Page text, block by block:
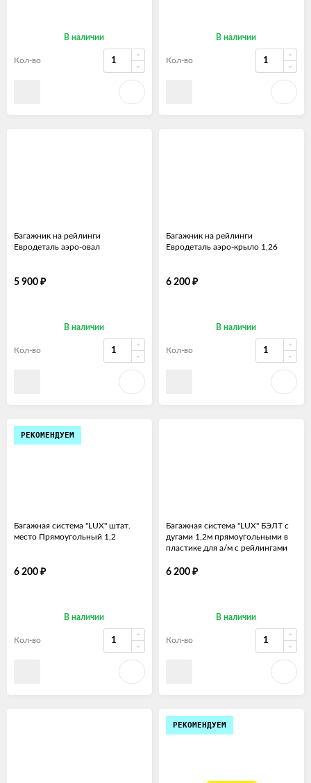
В наличии
Кол-во
В наличии
Кол-во
Багажник на рейлинги
Евродеталь аэро-овал
5 900 ₽
В наличии
Кол-во
Багажник на рейлинги
Евродеталь аэро-крыло 1,26
6 200 ₽
В наличии
Кол-во
РЕКОМЕНДУЕМ
Багажная система "LUX" штат.
место Прямоугольный 1,2
6 200 ₽
В наличии
Кол-во
Багажная система "LUX" БЭЛТ с
дугами 1,2м прямоугольными в
пластике для а/м с рейлингами
6 200 ₽
В наличии
Кол-во
РЕКОМЕНДУЕМ